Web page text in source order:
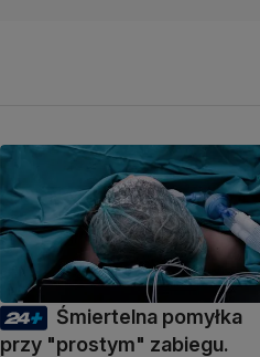
Śmiertelna pomyłka
przy "prostym" zabiegu.